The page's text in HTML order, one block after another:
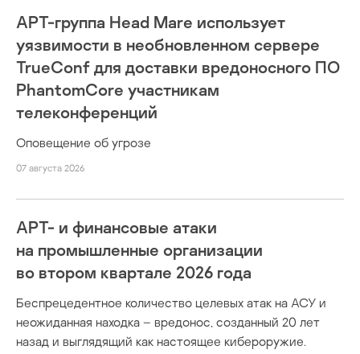
APT-группа Head Mare использует
уязвимости в необновленном сервере
TrueConf для доставки вредоносного ПО
PhantomCore участникам
телеконференций
Оповещение об угрозе
07 августа 2026
APT- и финансовые атаки
на промышленные организации
во втором квартале 2026 года
Беспрецедентное количество целевых атак на АСУ и
неожиданная находка – вредонос, созданный 20 лет
назад и выглядящий как настоящее кибероружие.